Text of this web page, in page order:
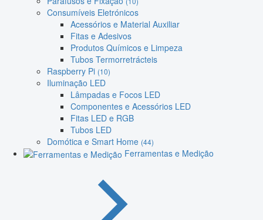
Consumíveis Eletrónicos
Acessórios e Material Auxiliar
Fitas e Adesivos
Produtos Químicos e Limpeza
Tubos Termorretrácteis
Raspberry Pi (10)
Iluminação LED
Lâmpadas e Focos LED
Componentes e Acessórios LED
Fitas LED e RGB
Tubos LED
Domótica e Smart Home (44)
Ferramentas e Medição